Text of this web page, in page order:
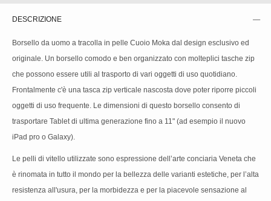
DESCRIZIONE
Borsello da uomo a tracolla in pelle Cuoio Moka dal design esclusivo ed
originale. Un borsello comodo e ben organizzato con molteplici tasche zip
che possono essere utili al trasporto di vari oggetti di uso quotidiano.
Frontalmente c'è una tasca zip verticale nascosta dove poter riporre piccoli
oggetti di uso frequente. Le dimensioni di questo borsello consento di
trasportare Tablet di ultima generazione fino a 11" (ad esempio il nuovo
iPad pro o Galaxy).
Le pelli di vitello utilizzate sono espressione dell’arte conciaria Veneta che
è rinomata in tutto il mondo per la bellezza delle varianti estetiche, per l’alta
resistenza all'usura, per la morbidezza e per la piacevole sensazione al